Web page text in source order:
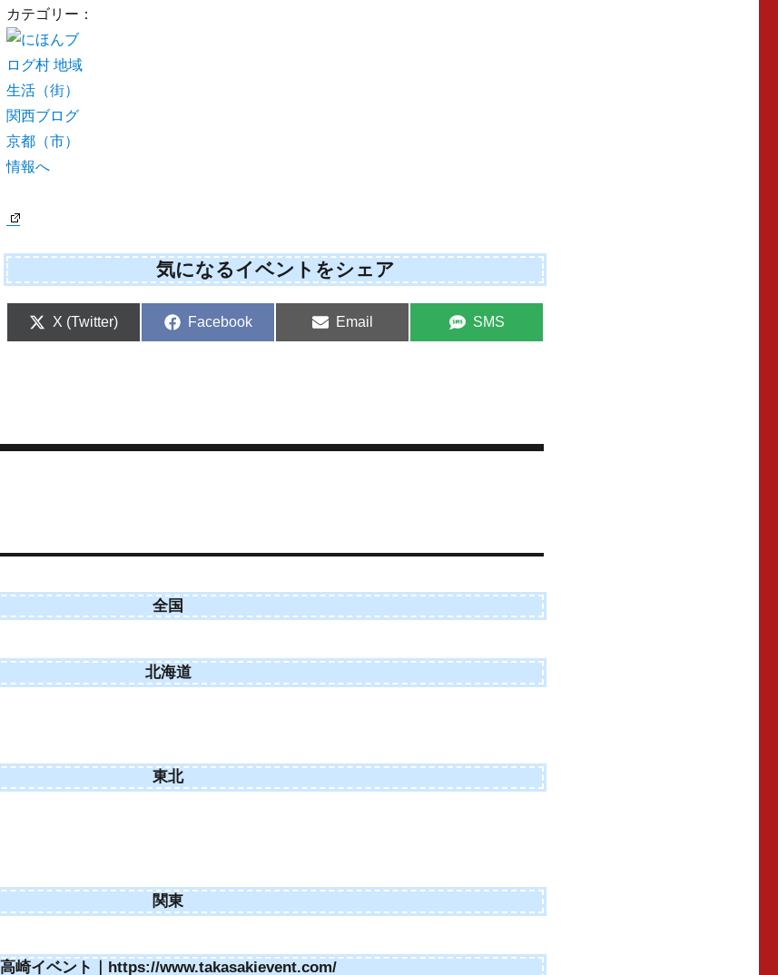
カテゴリー：
気になるイベントをシェア
Share
X (Twitter)
Share
Facebook
Share
Email
Share
SMS
全国
北海道
東北
関東
高崎イベント｜https://www.takasakievent.com/